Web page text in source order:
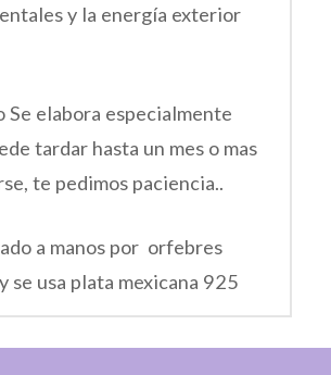
y la energía exterior
Se elabora especialmente
tardar hasta un mes o mas
te pedimos paciencia..
a manos por orfebres
se usa plata mexicana 925